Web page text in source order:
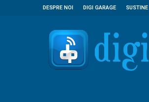
DESPRE NOI DIGI GARAGE SUSTINE